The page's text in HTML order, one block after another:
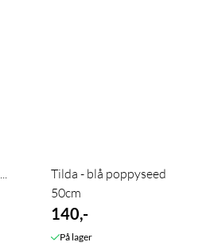
Tilda - blå poppyseed
50cm
140,-
På lager